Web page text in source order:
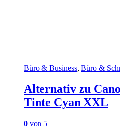
Büro & Business, Büro &
Alternativ zu
Tinte Cyan XXL
0 von 5